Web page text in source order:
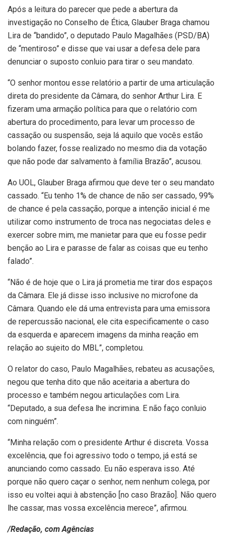
Após a leitura do parecer que pede a abertura da
investigação no Conselho de Ética, Glauber Braga chamou
Lira de “bandido”, o deputado Paulo Magalhães (PSD/BA)
de “mentiroso” e disse que vai usar a defesa dele para
denunciar o suposto conluio para tirar o seu mandato.
“O senhor montou esse relatório a partir de uma articulação
direta do presidente da Câmara, do senhor Arthur Lira. E
fizeram uma armação política para que o relatório com
abertura do procedimento, para levar um processo de
cassação ou suspensão, seja lá aquilo que vocês estão
bolando fazer, fosse realizado no mesmo dia da votação
que não pode dar salvamento à família Brazão”, acusou.
Ao UOL, Glauber Braga afirmou que deve ter o seu mandato
cassado. “Eu tenho 1% de chance de não ser cassado, 99%
de chance é pela cassação, porque a intenção inicial é me
utilizar como instrumento de troca nas negociatas deles e
exercer sobre mim, me manietar para que eu fosse pedir
benção ao Lira e parasse de falar as coisas que eu tenho
falado”.
“Não é de hoje que o Lira já prometia me tirar dos espaços
da Câmara. Ele já disse isso inclusive no microfone da
Câmara. Quando ele dá uma entrevista para uma emissora
de repercussão nacional, ele cita especificamente o caso
da esquerda e aparecem imagens da minha reação em
relação ao sujeito do MBL”, completou.
O relator do caso, Paulo Magalhães, rebateu as acusações,
negou que tenha dito que não aceitaria a abertura do
processo e também negou articulações com Lira.
“Deputado, a sua defesa lhe incrimina. E não faço conluio
com ninguém”.
“Minha relação com o presidente Arthur é discreta. Vossa
excelência, que foi agressivo todo o tempo, já está se
anunciando como cassado. Eu não esperava isso. Até
porque não quero caçar o senhor, nem nenhum colega, por
isso eu voltei aqui à abstenção [no caso Brazão]. Não quero
lhe cassar, mas vossa excelência merece”, afirmou.
/Redação, com Agências